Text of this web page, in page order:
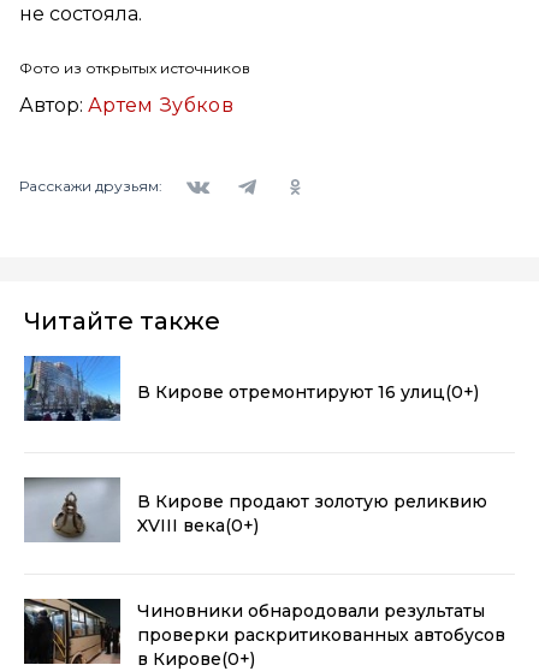
не состояла.
Фото из открытых источников
Автор: Артем Зубков
Расскажи друзьям:
Читайте также
В Кирове отремонтируют 16 улиц(0+)
В Кирове продают золотую реликвию
XVIII века(0+)
Чиновники обнародовали результаты
проверки раскритикованных автобусов
в Кирове(0+)